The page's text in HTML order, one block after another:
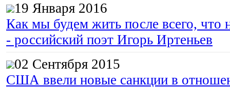
19 Января 2016
Как мы будем жить после всего, что
- российский поэт Игорь Иртеньев
02 Сентября 2015
США ввели новые санкции в